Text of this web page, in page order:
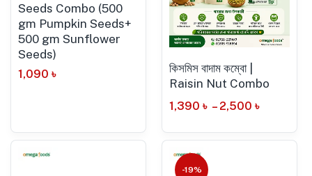
Seeds Combo (500
gm Pumpkin Seeds+
500 gm Sunflower
Seeds)
1,090 ৳
কিসমিস বাদাম কম্বো |
Raisin Nut Combo
1,390 ৳ – 2,500 ৳
-19%